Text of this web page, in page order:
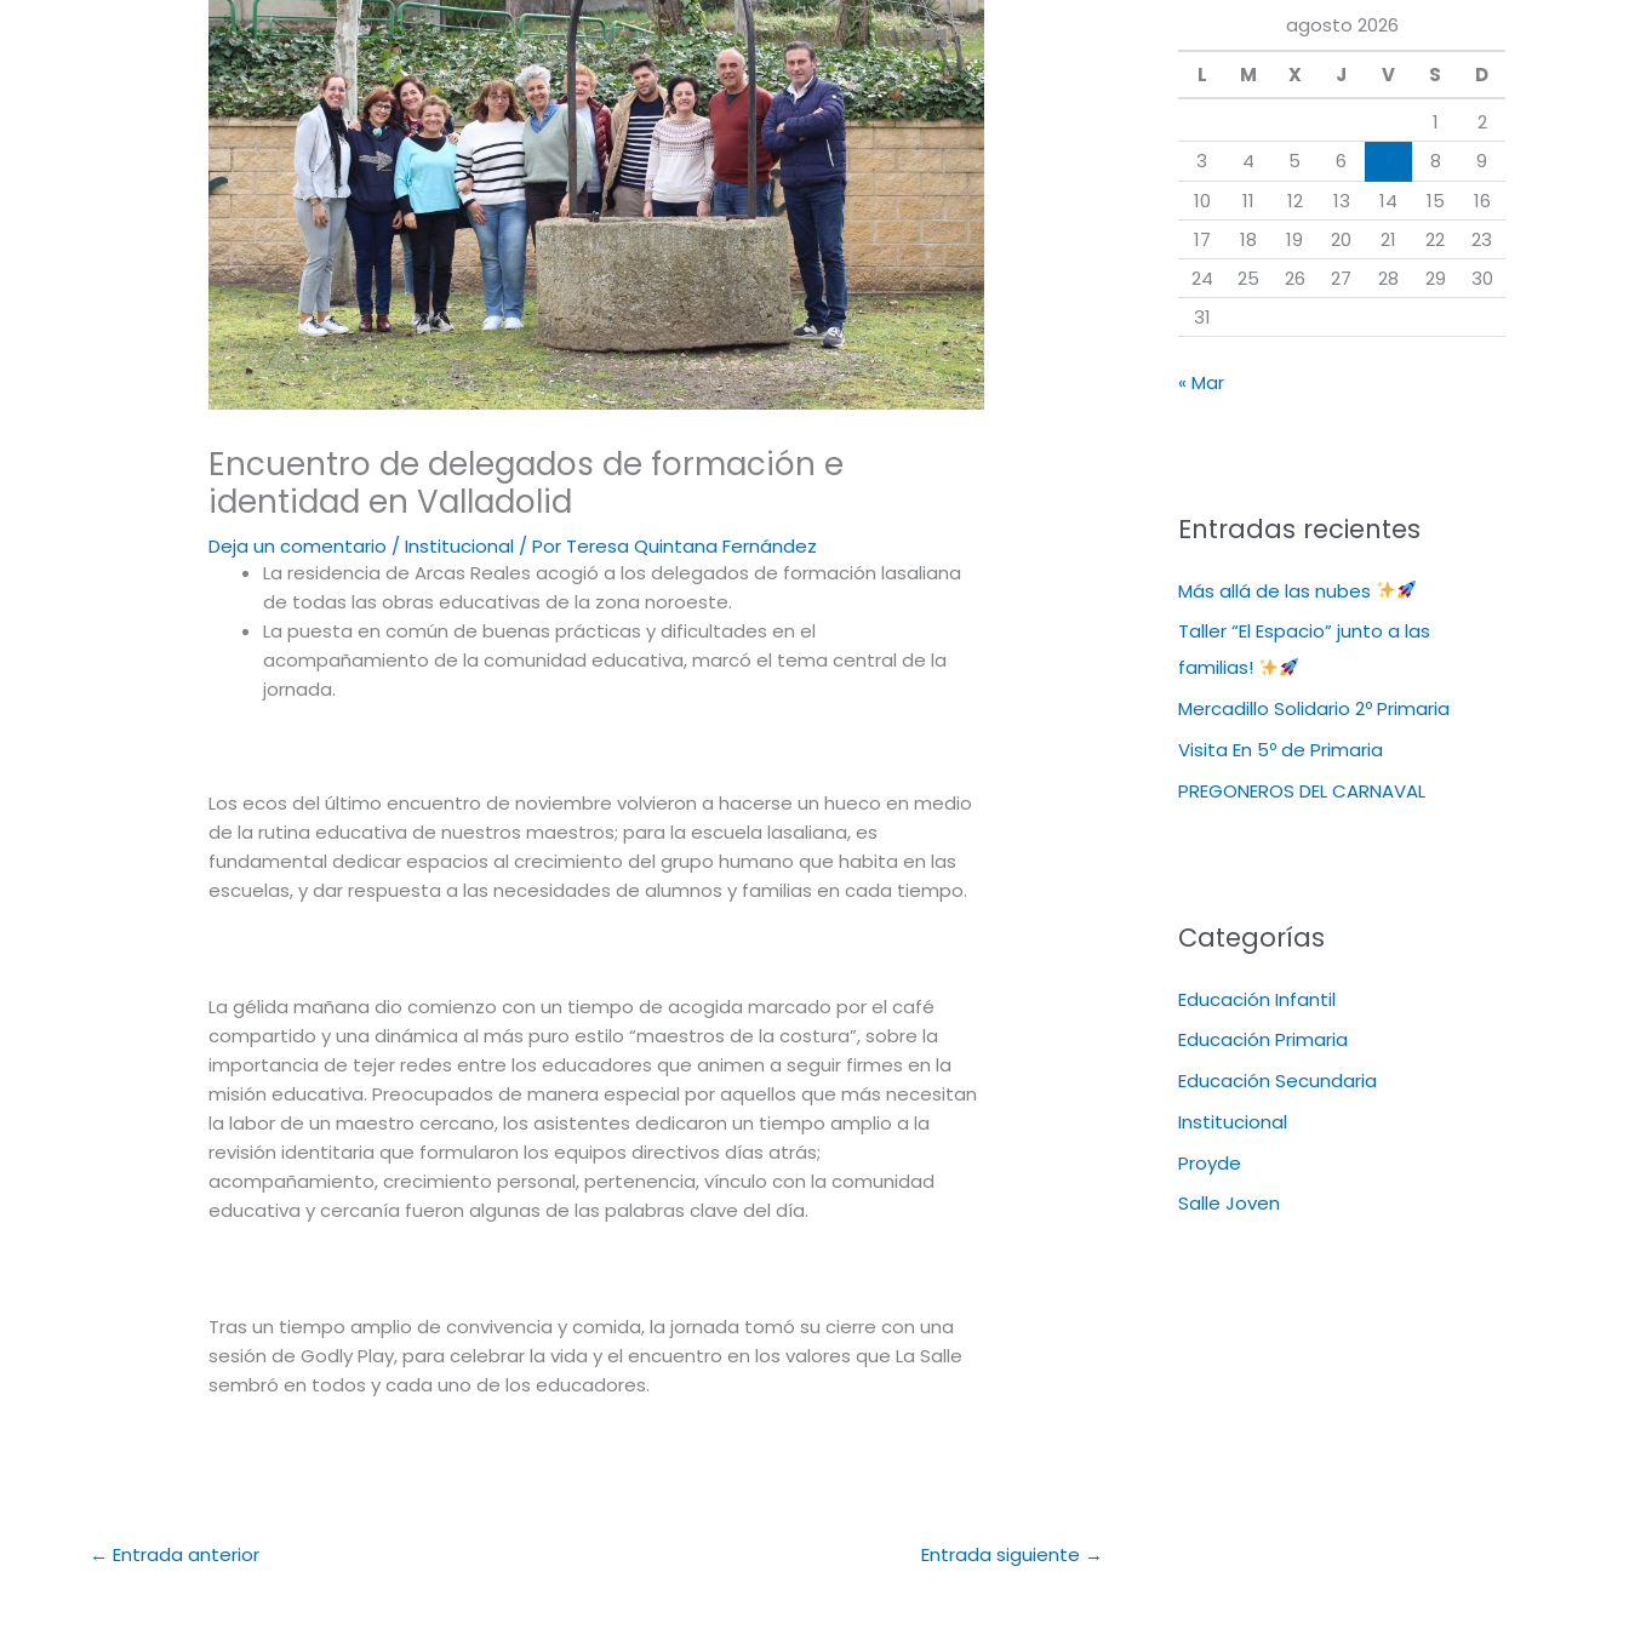
Encuentro de delegados de formación e
identidad en Valladolid
Deja un comentario /Institucional / Por Teresa Quintana Fernández
La residencia de Arcas Reales acogió a los delegados de formación lasaliana
de todas las obras educativas de la zona noroeste.
La puesta en común de buenas prácticas y dificultades en el
acompañamiento de la comunidad educativa, marcó el tema central de la
jornada.
Los ecos del último encuentro de noviembre volvieron a hacerse un hueco en medio
de la rutina educativa de nuestros maestros; para la escuela lasaliana, es
fundamental dedicar espacios al crecimiento del grupo humano que habita en las
escuelas, y dar respuesta a las necesidades de alumnos y familias en cada tiempo.
La gélida mañana dio comienzo con un tiempo de acogida marcado por el café
compartido y una dinámica al más puro estilo “maestros de la costura”, sobre la
importancia de tejer redes entre los educadores que animen a seguir firmes en la
misión educativa. Preocupados de manera especial por aquellos que más necesitan
la labor de un maestro cercano, los asistentes dedicaron un tiempo amplio a la
revisión identitaria que formularon los equipos directivos días atrás;
acompañamiento, crecimiento personal, pertenencia, vínculo con la comunidad
educativa y cercanía fueron algunas de las palabras clave del día.
Tras un tiempo amplio de convivencia y comida, la jornada tomó su cierre con una
sesión de Godly Play, para celebrar la vida y el encuentro en los valores que La Salle
sembró en todos y cada uno de los educadores.
← Entrada anterior Entrada siguiente →
r
agosto 2026
L
M X J V S
D
1
2
3
4 5 6 8
9
10
11 12 13 14 15
16
17
18 19 20 21 22
23
24
25 26 27 28 29
30
31
« Mar
Entradas recientes
Más allá de las nubes
Taller “El Espacio” junto a las
familias!
Mercadillo Solidario 2º Primaria
Visita En 5º de Primaria
PREGONEROS DEL CARNAVAL
Categorías
Educación Infantil
Educación Primaria
Educación Secundaria
Institucional
Proyde
Salle Joven